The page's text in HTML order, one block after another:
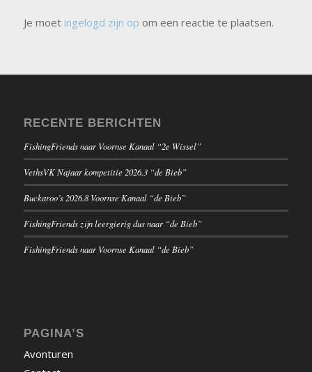
Je moet ingelogd zijn op om een reactie te plaatsen.
RECENTE BERICHTEN
FishingFriends naar Voornse Kanaal “2e Wissel”
VethsVK Najaar kompetitie 2026.3 “de Bieb”
Buckaroo’s 2026.8 Voornse Kanaal “de Bieb”
FishingFriends zijn leergierig dus naar “de Bieb”
FishingFriends naar Voornse Kanaal “de Bieb”
PAGINA’S
Avonturen